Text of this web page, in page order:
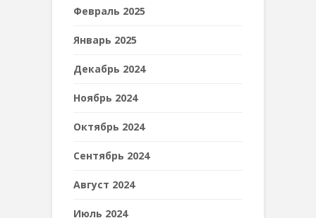
Февраль 2025
Январь 2025
Декабрь 2024
Ноябрь 2024
Октябрь 2024
Сентябрь 2024
Август 2024
Июль 2024